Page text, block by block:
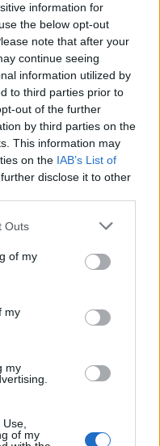
information for
the below opt-out
note that after your
continue seeing
information utilized by
to third parties prior to
out of the further
by third parties on the
This information may
on the IAB’s List of
disclose it to other
one or more Google
You may click to
its third-party tags to
in below Google
Outs
of my
my
my
of my
στη στήριξη
του μπάσκετ, που
την κουλτούρα της.
χρόνια
Εθνικές
Κατά συνέπεια,
από τη στήριξη
εκ μέρους του
αυτής της
καλαθοσφαίρισης,
καταναλωτή
τόσα χρόνια. Κι
είναι
της χώρας μας, όπως
μας είναι να
να
μεγάλα αστέρια του
χρώματα και
πρεσβευτές του
αθλητές. Για